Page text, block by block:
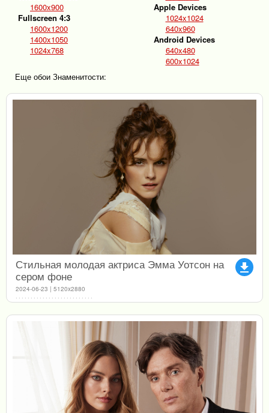
1600x900
Fullscreen 4:3
1600x1200
1400x1050
1024x768
Apple Devices
1024x1024
640x960
Android Devices
640x480
600x1024
Еще обои Знаменитости:
file_download
Стильная молодая актриса Эмма Уотсон на
сером фоне
2024-06-23 | 5120x2880